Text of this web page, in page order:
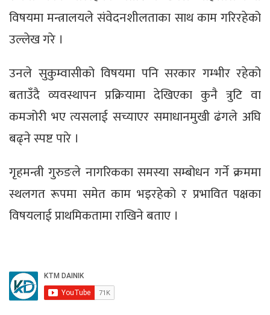
विषयमा मन्त्रालयले संवेदनशीलताका साथ काम गरिरहेको
उल्लेख गरे ।
उनले सुकुम्वासीको विषयमा पनि सरकार गम्भीर रहेको
बताउँदै व्यवस्थापन प्रक्रियामा देखिएका कुनै त्रुटि वा
कमजोरी भए त्यसलाई सच्याएर समाधानमुखी ढंगले अघि
बढ्ने स्पष्ट पारे ।
गृहमन्त्री गुरुङले नागरिकका समस्या सम्बोधन गर्ने क्रममा
स्थलगत रूपमा समेत काम भइरहेको र प्रभावित पक्षका
विषयलाई प्राथमिकतामा राखिने बताए ।